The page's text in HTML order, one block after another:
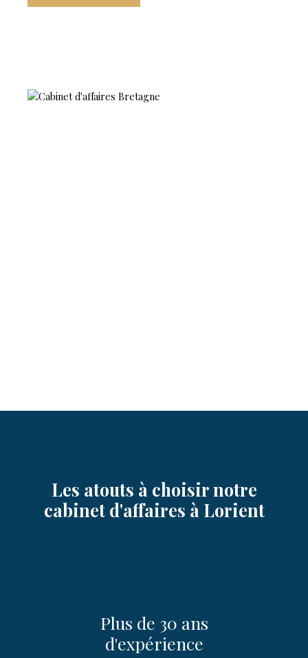
Les atouts à choisir notre
cabinet d'affaires à Lorient
Plus de 30 ans
d'expérience